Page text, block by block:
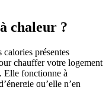
chaleur ?
présentes
chauffer votre logement
Elle fonctionne à
qu’elle n’en